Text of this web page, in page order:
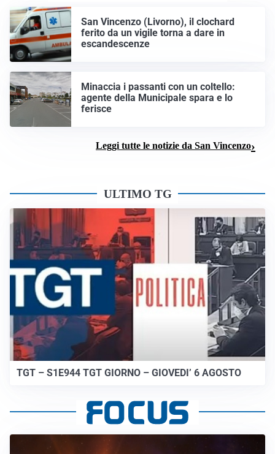
San Vincenzo (Livorno), il clochard
ferito da un vigile torna a dare in
escandescenze
Minaccia i passanti con un coltello:
agente della Municipale spara e lo
ferisce
Leggi tutte le notizie da San Vincenzo
ULTIMO TG
TGT – S1E944 TGT GIORNO – GIOVEDI’ 6 AGOSTO